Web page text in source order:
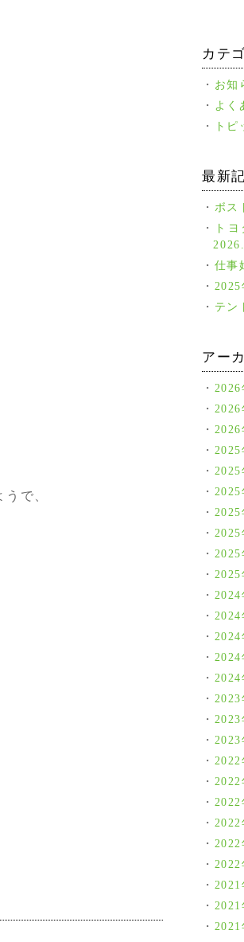
で、
カテ
お知
よく
トピ
最新
ボス
ト
仕事
テン
アー
2026
2026
2026
2025
2025
2025
2025
2025
2025
2025
2024
2024
2024
2024
2024
2023
2023
2023
2022
2022
2022
2022
2022
2022
2021
2021
2021